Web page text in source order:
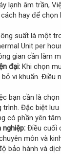
lạnh âm trần,
hay để chọn
suất là một
Unit per
gian cần làm
đại: Khi chọn
vi khuẩn.
bạn cần là
trình. Đặc biệt
có phần yên
nghiệp: Điều cuối
môn và
bảo hành và